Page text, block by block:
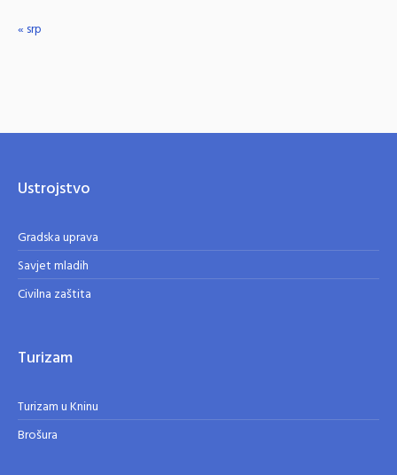
« srp
Ustrojstvo
Gradska uprava
Savjet mladih
Civilna zaštita
Turizam
Turizam u Kninu
Brošura